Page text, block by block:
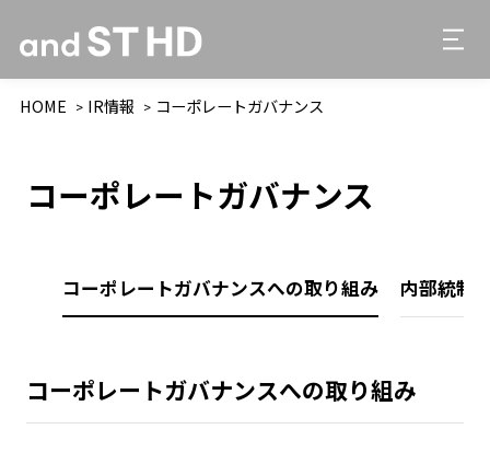
HOME IR情報 コーポレートガバナンス
コーポレートガバナンス
コーポレートガバナンスへの取り組み 内部統制
コーポレートガバナンスへの取り組み